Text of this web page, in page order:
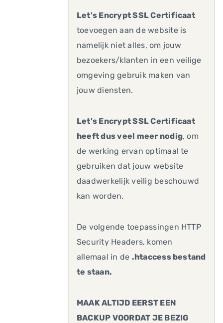
Let's Encrypt SSL Certificaat
toevoegen aan de website is
namelijk niet alles, om jouw
bezoekers/klanten in een veilige
omgeving gebruik maken van
jouw diensten.
Let's Encrypt SSL Certificaat
heeft dus veel meer nodig, om
de werking ervan optimaal te
gebruiken dat jouw website
daadwerkelijk veilig beschouwd
kan worden.
De volgende toepassingen HTTP
Security Headers, komen
allemaal in de .htaccess bestand
te staan.
MAAK ALTIJD EERST EEN
BACKUP VOORDAT JE BEZIG